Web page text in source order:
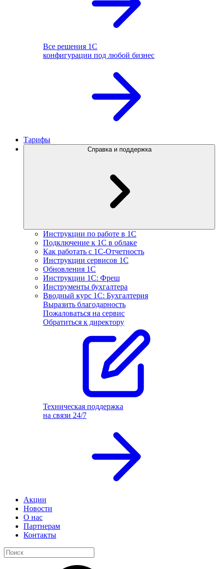
Все решения 1С
конфигурации под любой бизнес
Тарифы
Справка и поддержка
Инструкции по работе в 1С
Подключение к 1С в облаке
Как работать с 1С‑Отчетность
Инструкции сервисов 1С
Обновления 1С
Инструкции 1С: Фреш
Инструменты бухгалтера
Вводный курс 1С: Бухгалтерия
Выразить благодарность
Пожаловаться на сервис
Обратиться к директору
Техническая поддержка
на связи 24/7
Акции
Новости
О нас
Партнерам
Контакты